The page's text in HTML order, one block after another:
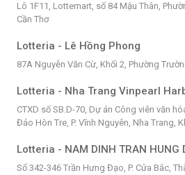
Lô 1F11, Lottemart, số 84 Mậu Thân,
Cần Thơ
Lotteria - Lê Hồng Phong
87A Nguyễn Văn Cừ, Khối 2, Phường
Lotteria - Nha Trang Vinpearl
CTXD số SB.D-70, Dự án Công viên văn
Đảo Hòn Tre, P. Vĩnh Nguyên, Nha Trang,
Lotteria - NAM DINH TRAN HUNG
Số 342-346 Trần Hưng Đạo, P. Cửa Bắc,